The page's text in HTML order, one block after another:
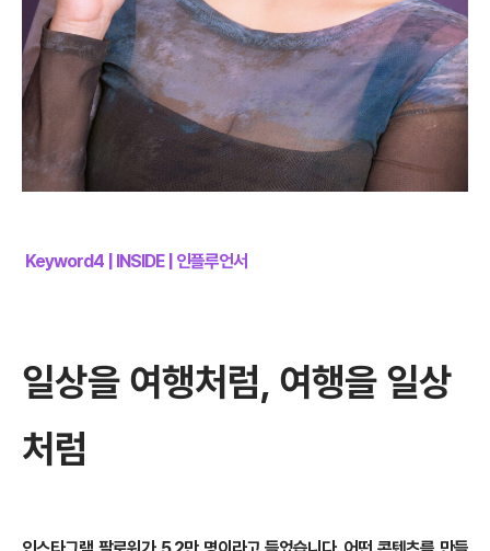
Keyword4 | INSIDE | 인플루언서
일상을 여행처럼, 여행을 일상
처럼